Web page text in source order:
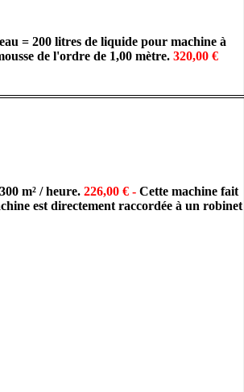
= 200 litres de liquide pour machine à
de l'ordre de 1,00 mètre. 320,00 €
m² / heure. 226,00 € - Cette machine fait
est directement raccordée à un robinet